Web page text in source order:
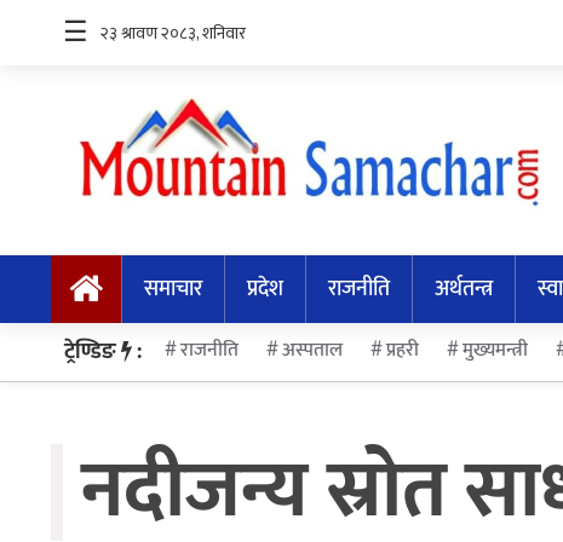
समाचार
प्रदेश
राजनीति
अर्थतन्त्र
अन्तर्राष्ट्रिय
मनोरन्जन
☰
समाचार प्रदेश राजनीति अर्थतन्त्र
ट्रेण्डिङ : राजनीति अस्पताल प्रहरी मुख्यमन्त्री
नदीजन्य स्रोत